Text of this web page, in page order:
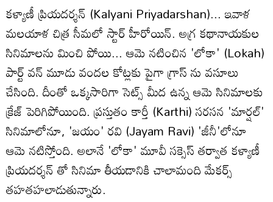
కళ్యాణీ ప్రియదర్శన్ (Kalyani Priyadarshan)... ఇవాళ
మలయాళ చిత్ర సీమలో స్టార్ హీరోయిన్. అగ్ర కథానాయకుల
సినిమాలను మించి పోయి... ఆమె నటించిన 'లోకా' (Lokah)
పార్ట్ వన్ మూడు వందల కోట్లకు పైగా గ్రాస్ ను వసూలు
చేసింది. దీంతో ఒక్కసారిగా సెట్స్ మీద ఉన్న ఆమె సినిమాలకు
క్రేజ్ పెరిగిపోయింది. ప్రస్తుతం కార్తీ (Karthi) సరసన 'మార్షల్'
సినిమాలోనూ, 'జయం' రవి (Jayam Ravi) 'జీనీ'లోనూ
ఆమె నటిస్తోంది. అలానే 'లోకా' మూవీ సక్సెస్ తర్వాత కళ్యాణీ
ప్రియదర్శన్ తో సినిమా తీయడానికి చాలామంది మేకర్స్
తహతహలాడుతున్నారు.